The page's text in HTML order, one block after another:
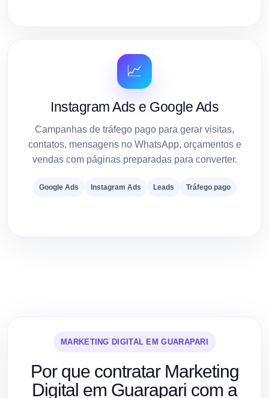
📈
Instagram Ads e Google Ads
Campanhas de tráfego pago para gerar visitas,
contatos, mensagens no WhatsApp, orçamentos e
vendas com páginas preparadas para converter.
Google Ads Instagram Ads Leads Tráfego pago
MARKETING DIGITAL EM GUARAPARI
Por que contratar Marketing
Digital em Guarapari com a